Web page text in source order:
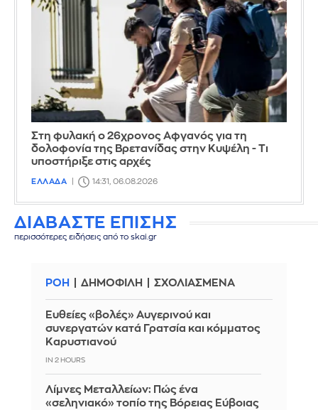
Στη φυλακή ο 26χρονος Αφγανός για τη
δολοφονία της Βρετανίδας στην Κυψέλη - Τι
υποστήριξε στις αρχές
ΕΛΛΑΔΑ 14:31, 06.08.2026
ΔΙΑΒΑΣΤΕ ΕΠΙΣΗΣ
περισσότερες ειδήσεις από το skai.gr
ΡΟΗ ΔΗΜΟΦΙΛΗ ΣΧΟΛΙΑΣΜΕΝΑ
Ευθείες «βολές» Αυγερινού και
συνεργατών κατά Γρατσία και κόμματος
Καρυστιανού
IN 2 HOURS
Λίμνες Μεταλλείων: Πώς ένα
«σεληνιακό» τοπίο της Βόρειας Εύβοιας